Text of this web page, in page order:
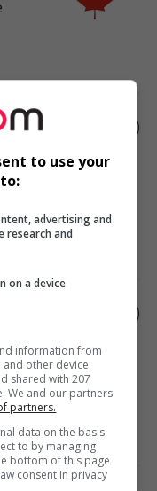
to use your
advertising and
research and
on a device
information from
other device
shared with 207
We and our partners
partners.
data on the basis
to by managing
bottom of this page
consent in privacy